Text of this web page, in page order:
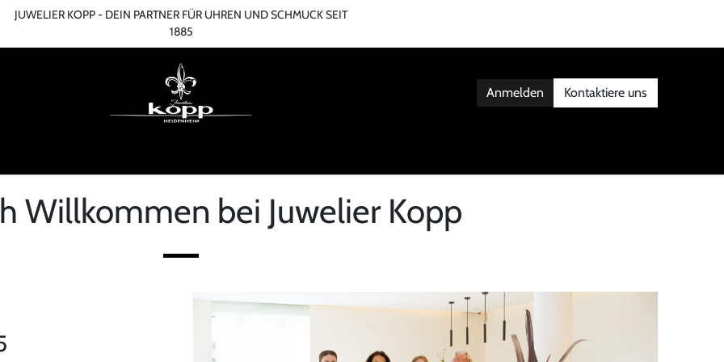
JUWELIER KOPP - DEIN PARTNER FÜR UHREN UND SCHMUCK SEIT
1885
Anmelden Kontaktiere uns
Willkommen bei Juwelier Kopp